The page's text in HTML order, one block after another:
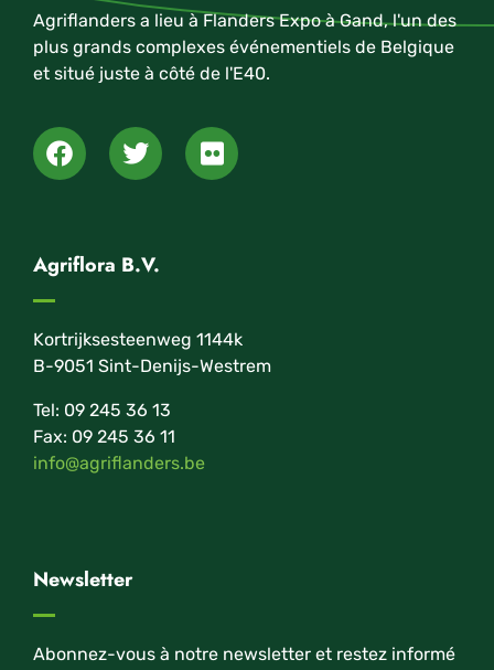
Agriflanders a lieu à Flanders Expo à Gand, l'un des
plus grands complexes événementiels de Belgique
et situé juste à côté de l'E40.
Agriflora B.V.
Kortrijksesteenweg 1144k
B-9051 Sint-Denijs-Westrem
Tel: 09 245 36 13
Fax: 09 245 36 11
info@agriflanders.be
Newsletter
Abonnez-vous à notre newsletter et restez informé